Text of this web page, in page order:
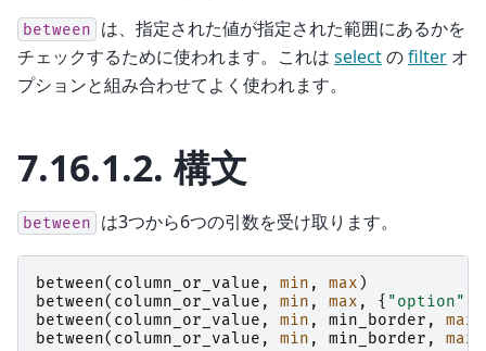
between
は、指定された値が指定された範囲にあるかを
チェックするために使われます。これは selectのfilter オ
プションと組み合わせてよく使われます。
7.16.1.2. 構文
between は3つから6つの引数を受け取ります。
between( column_or_value , min , max )
between( column_or_value , min , max , { "option"
between( column_or_value , min , min_border , max
between( column_or_value , min , min_border , max